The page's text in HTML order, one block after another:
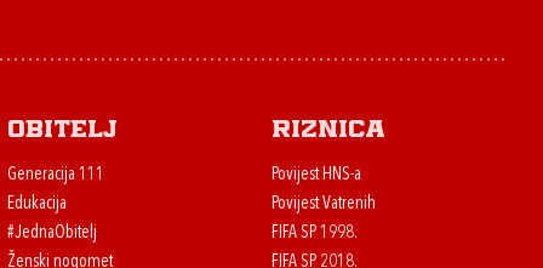
Obitelj
Generacija 111
Edukacija
#JednaObitelj
Ženski nogomet
Riznica
Povijest HNS-a
Povijest Vatrenih
FIFA SP 1998.
FIFA SP 2018.